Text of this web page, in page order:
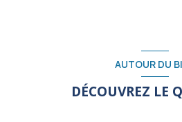
AUTOUR DU
DÉCOUVREZ LE